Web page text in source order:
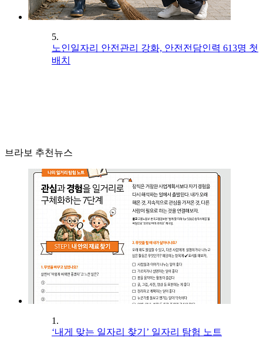
5.
노인일자리 안전관리 강화, 안전전담인력 613명 첫
배치
브라보 추천뉴스
1.
‘내게 맞는 일자리 찾기’ 일자리 탐험 노트